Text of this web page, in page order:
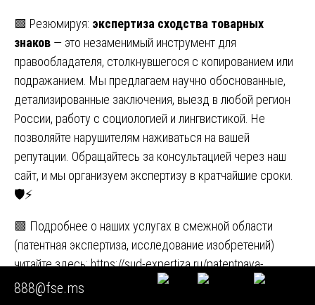
🟩 Резюмируя: экспертиза сходства товарных
знаков — это незаменимый инструмент для
правообладателя, столкнувшегося с копированием или
подражанием. Мы предлагаем научно обоснованные,
детализированные заключения, выезд в любой регион
России, работу с социологией и лингвистикой. Не
позволяйте нарушителям наживаться на вашей
репутации. Обращайтесь за консультацией через наш
сайт, и мы организуем экспертизу в кратчайшие сроки.
🛡️⚡
🟩 Подробнее о наших услугах в смежной области
(патентная экспертиза, исследование изобретений)
читайте здесь:https://sud-expertiza.ru/patentnaya-
ekspertiza/
888@fse.ms